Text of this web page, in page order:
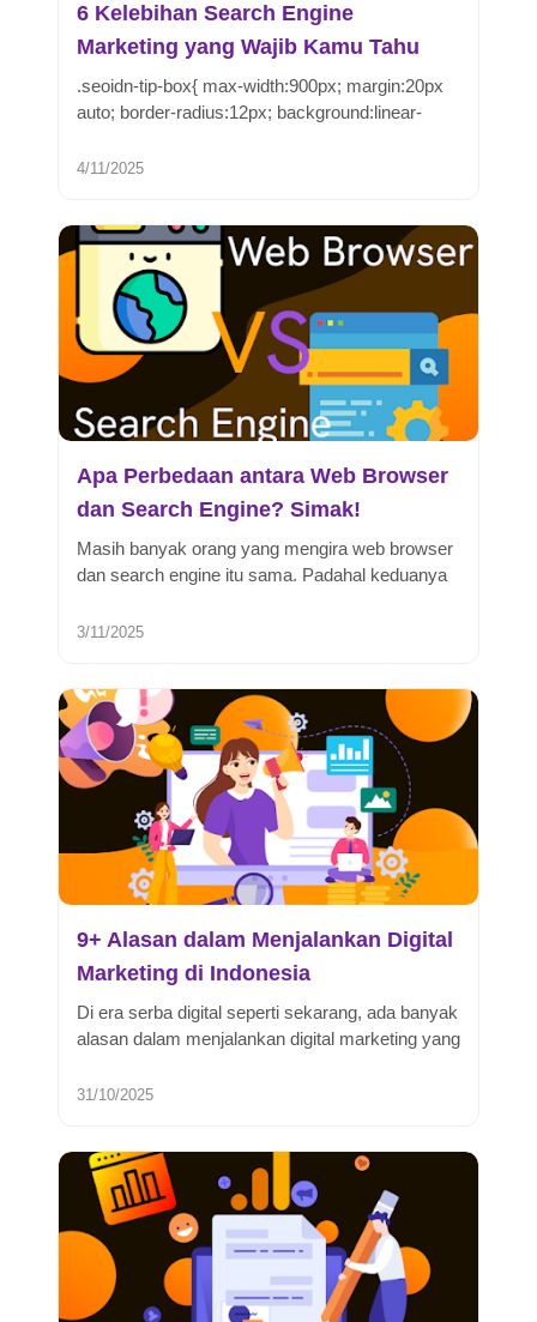
6 Kelebihan Search Engine
Marketing yang Wajib Kamu Tahu
.seoidn-tip-box{ max-width:900px; margin:20px
auto; border-radius:12px; background:linear-
4/11/2025
Apa Perbedaan antara Web Browser
dan Search Engine? Simak!
Masih banyak orang yang mengira web browser
dan search engine itu sama. Padahal keduanya
3/11/2025
9+ Alasan dalam Menjalankan Digital
Marketing di Indonesia
Di era serba digital seperti sekarang, ada banyak
alasan dalam menjalankan digital marketing yang
31/10/2025